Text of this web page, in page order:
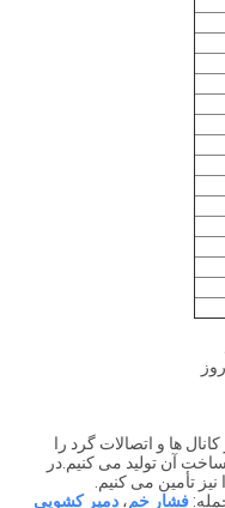
ها و اتصالات گرد را
آن تولید می کنیم.در
تأمین می کنیم.
فشار خم، دمپر کشویی